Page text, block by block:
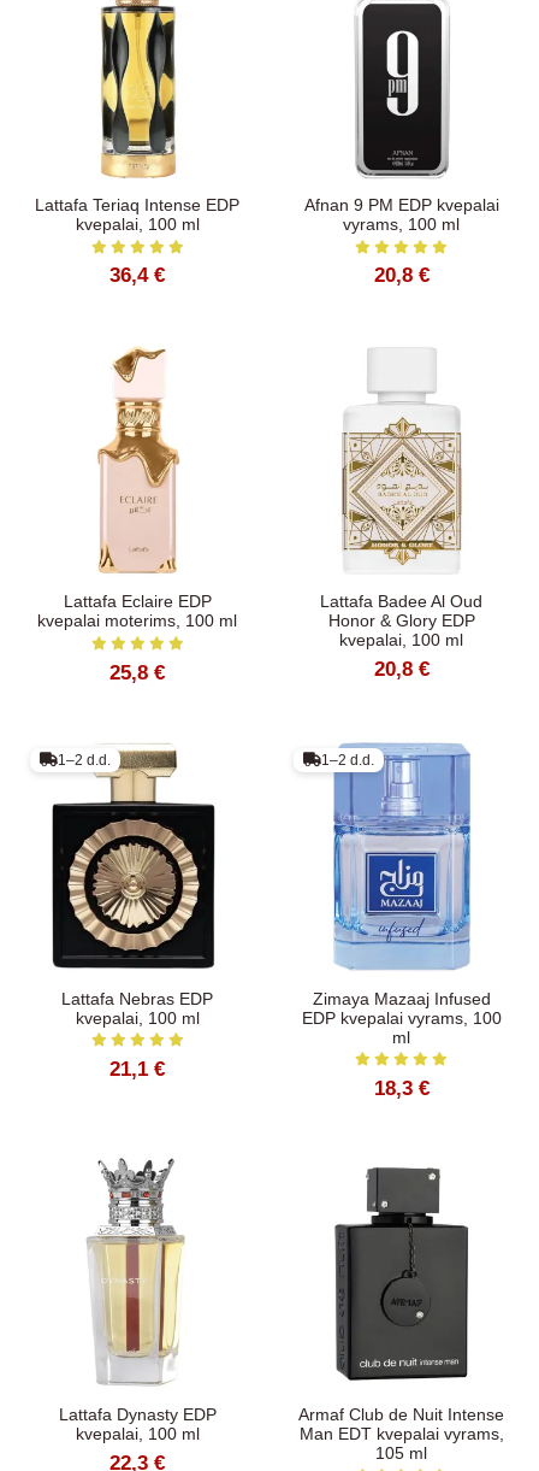
Lattafa Teriaq Intense EDP
kvepalai, 100 ml
36,4 €
Afnan 9 PM EDP kvepalai
vyrams, 100 ml
20,8 €
Lattafa Eclaire EDP
kvepalai moterims, 100 ml
25,8 €
Lattafa Badee Al Oud
Honor & Glory EDP
kvepalai, 100 ml
20,8 €
1–2 d.d.
Lattafa Nebras EDP
kvepalai, 100 ml
21,1 €
1–2 d.d.
Zimaya Mazaaj Infused
EDP kvepalai vyrams, 100
ml
18,3 €
Lattafa Dynasty EDP
kvepalai, 100 ml
22,3 €
Armaf Club de Nuit Intense
Man EDT kvepalai vyrams,
105 ml